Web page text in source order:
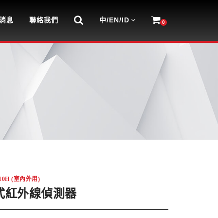
息 聯絡我們 0
中/EN/ID
(室內外用)
紅外線偵測器